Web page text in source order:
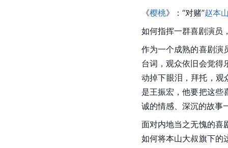
《樱桃》：“对赌”赵本
如何指挥一群喜剧演员
作为一个成熟的喜剧演
台词，观众依旧会觉得
动掉下眼泪，拜托，观
是王振宏，他要把这些
诚的情感、深沉的故事
面对内地当之无愧的喜
如何将本山大叔旗下的